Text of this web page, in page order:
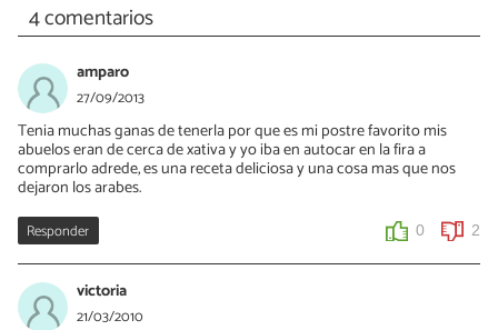
4 comentarios
amparo
27/09/2013
Tenia muchas ganas de tenerla por que es mi postre favorito mis
abuelos eran de cerca de xativa y yo iba en autocar en la fira a
comprarlo adrede, es una receta deliciosa y una cosa mas que nos
dejaron los arabes.
Responder 0 2
victoria
21/03/2010